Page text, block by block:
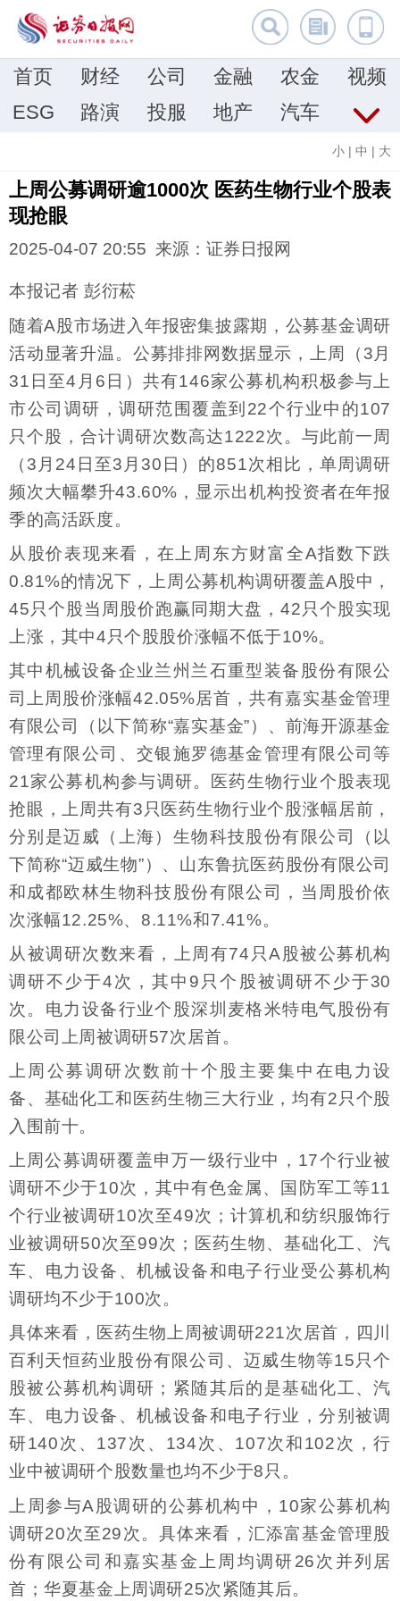
首页 财经 公司 金融 农金
视频
ESG
路演 投服 地产 汽车
小 | 中 | 大
上周公募调研逾1000次 医药生物行业个股表
现抢眼
2025-04-07 20:55 来源：证券日报网
本报记者 彭衍菘
随着A股市场进入年报密集披露期，公募基金调研
活动显著升温。公募排排网数据显示，上周（3月
31日至4月6日）共有146家公募机构积极参与上
市公司调研，调研范围覆盖到22个行业中的107
只个股，合计调研次数高达1222次。与此前一周
（3月24日至3月30日）的851次相比，单周调研
频次大幅攀升43.60%，显示出机构投资者在年报
季的高活跃度。
从股价表现来看，在上周东方财富全A指数下跌
0.81%的情况下，上周公募机构调研覆盖A股中，
45只个股当周股价跑赢同期大盘，42只个股实现
上涨，其中4只个股股价涨幅不低于10%。
其中机械设备企业兰州兰石重型装备股份有限公
司上周股价涨幅42.05%居首，共有嘉实基金管理
有限公司（以下简称“嘉实基金”）、前海开源基金
管理有限公司、交银施罗德基金管理有限公司等
21家公募机构参与调研。医药生物行业个股表现
抢眼，上周共有3只医药生物行业个股涨幅居前，
分别是迈威（上海）生物科技股份有限公司（以
下简称“迈威生物”）、山东鲁抗医药股份有限公司
和成都欧林生物科技股份有限公司，当周股价依
次涨幅12.25%、8.11%和7.41%。
从被调研次数来看，上周有74只A股被公募机构
调研不少于4次，其中9只个股被调研不少于30
次。电力设备行业个股深圳麦格米特电气股份有
限公司上周被调研57次居首。
上周公募调研次数前十个股主要集中在电力设
备、基础化工和医药生物三大行业，均有2只个股
入围前十。
上周公募调研覆盖申万一级行业中，17个行业被
调研不少于10次，其中有色金属、国防军工等11
个行业被调研10次至49次；计算机和纺织服饰行
业被调研50次至99次；医药生物、基础化工、汽
车、电力设备、机械设备和电子行业受公募机构
调研均不少于100次。
具体来看，医药生物上周被调研221次居首，四川
百利天恒药业股份有限公司、迈威生物等15只个
股被公募机构调研；紧随其后的是基础化工、汽
车、电力设备、机械设备和电子行业，分别被调
研140次、137次、134次、107次和102次，行
业中被调研个股数量也均不少于8只。
上周参与A股调研的公募机构中，10家公募机构
调研20次至29次。具体来看，汇添富基金管理股
份有限公司和嘉实基金上周均调研26次并列居
首；华夏基金上周调研25次紧随其后。